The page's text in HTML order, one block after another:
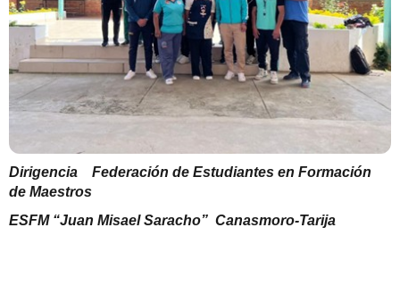
Dirigencia Federación de Estudiantes en Formación
de Maestros
ESFM “Juan Misael Saracho” Canasmoro-Tarija